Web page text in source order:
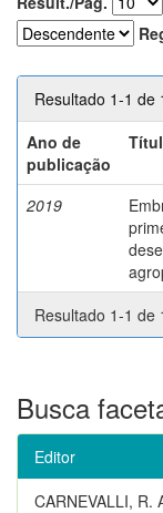
Resultado 1-1 de
Ano de
publicação
2019
Resultado 1-1 de
Busca
Editor
CARNEVALLI, R.